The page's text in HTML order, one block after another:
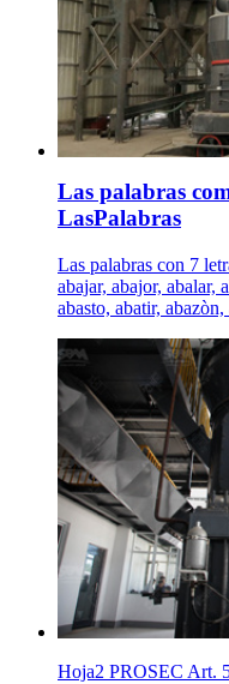
Las palabras
LasPalabras
Las palabras con 7
abajar, abajor, abalar,
abasto, abatir,
Hoja2 PROSEC Art.